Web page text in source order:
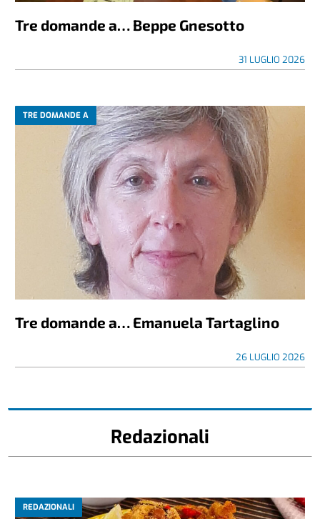
TRE DOMANDE A
Tre domande a… Beppe Gnesotto
31 LUGLIO 2026
TRE DOMANDE A